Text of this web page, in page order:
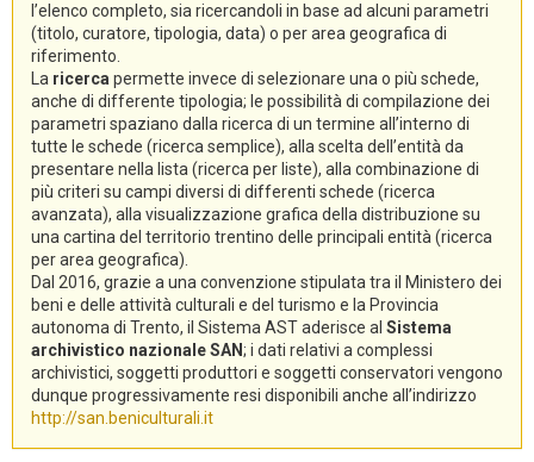
l’elenco completo, sia ricercandoli in base ad alcuni parametri
(titolo, curatore, tipologia, data) o per area geografica di
riferimento.
La ricerca permette invece di selezionare una o più schede,
anche di differente tipologia; le possibilità di compilazione dei
parametri spaziano dalla ricerca di un termine all’interno di
tutte le schede (ricerca semplice), alla scelta dell’entità da
presentare nella lista (ricerca per liste), alla combinazione di
più criteri su campi diversi di differenti schede (ricerca
avanzata), alla visualizzazione grafica della distribuzione su
una cartina del territorio trentino delle principali entità (ricerca
per area geografica).
Dal 2016, grazie a una convenzione stipulata tra il Ministero dei
beni e delle attività culturali e del turismo e la Provincia
autonoma di Trento, il Sistema AST aderisce al Sistema
archivistico nazionale SAN; i dati relativi a complessi
archivistici, soggetti produttori e soggetti conservatori vengono
dunque progressivamente resi disponibili anche all’indirizzo
http://san.beniculturali.it